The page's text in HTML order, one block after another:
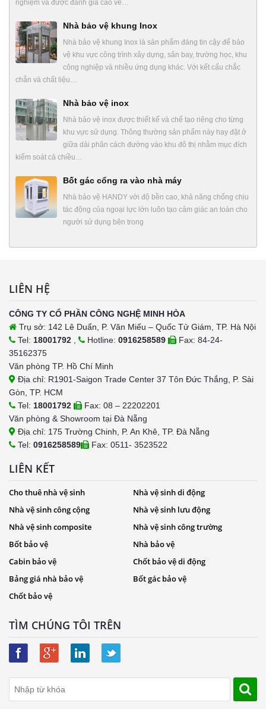
nghiệm và được đánh giá cao về…
Nhà bảo vệ khung Inox
Nhà bảo vệ khung Inox là sản phẩm đáng tin cậy để bảo
vệ khu vực công trình xây dựng, sân bay, trường học, khu
công nghiệp và nhiều ứng dụng khác. Với kết cấu chắc
chắn và chất liệu…
Nhà bảo vệ inox
Nhà bảo vệ inox được thiết kế và chế tạo riêng cho từng
khu vực sử dụng. Thông thường sản phẩm này hay đặt ở
giữa dải phân cách đường vào khu đô thị nhằm mục đích
kiểm soát cả chiều…
Bốt gác cổng ra vào nhà máy
Nhà bảo vệ HANDY với độ bền cao, khả năng chống chịu
tác động của ngoại lực lớn luôn tạo cảm giác an toàn cho
người sử dụng bên trong
LIÊN HỆ
CÔNG TY CỔ PHẦN CÔNG NGHỆ MINH HÒA
Trụ sở: 142 Lê Duẩn, P. Văn Miếu – Quốc Tử Giám, TP. Hà Nội
Tel: 18001792 Hotline: 0916258589
Fax: 84-24-
35162375
Văn phòng TP. Hồ Chí Minh
Địa chỉ: R1901-Saigon Trade Center 37 Tôn Đức Thắng, P. Sài
Gòn, TP. HCM
Tel: 18001792
Fax: 08 – 22202201
Văn phòng & Showroom tại Đà Nẵng
Địa chỉ: 175 Trường Chinh, P. An Khê, TP. Đà Nẵng
Tel: 0916258589 Fax: 0511- 3523522
LIÊN KẾT
Cho thuê nhà vệ sinh
Nhà vệ sinh di động
Nhà vệ sinh công cộng
Nhà vệ sinh lưu động
Nhà vệ sinh composite
Nhà vệ sinh công trường
Bốt bảo vệ
Nhà bảo vệ
Cabin bảo vệ
Chốt bảo vệ di động
Bảng giá nhà bảo vệ
Bốt gác bảo vệ
Chốt bảo vệ
TÌM CHÚNG TÔI TRÊN